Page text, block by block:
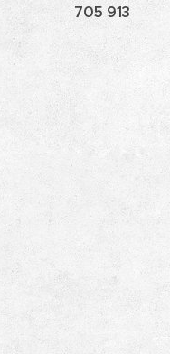
705 913